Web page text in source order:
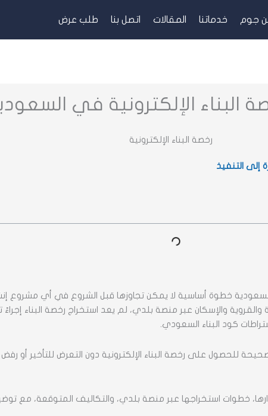
جوم خدماتنا المقالات اتصل بنا طلب عرض
الإلكترونية في
إلى التنفيذ
خطوة أساسية لا يمكن تجاوزها قبل الشروع في أي مشروع
والإسكان عبر منصة بلدي، لم يعد استخراج رخصة البناء
كود البناء السعودي.
للحصول على رخصة البناء الإلكترونية دون التعرض للتأخير أو
خطوات استخراجها عبر منصة بلدي، والتكاليف المتوقعة، مع